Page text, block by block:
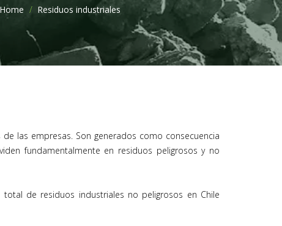
Home Residuos industriales
las empresas. Son generados como consecuencia
fundamentalmente en residuos peligrosos y no
de residuos industriales no peligrosos en Chile